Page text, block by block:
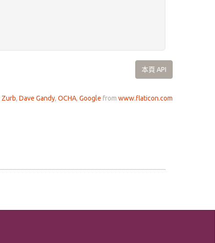
本頁 API
Zurb, Dave Gandy, OCHA, Google from www.flaticon.com